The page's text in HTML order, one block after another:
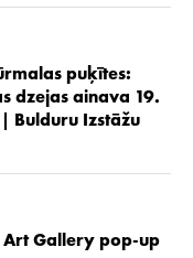
puķītes:
dzejas ainava 19.
Bulduru Izstāžu
Gallery pop-up